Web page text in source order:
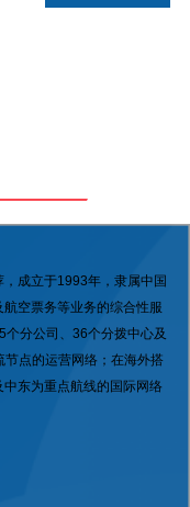
成立于1993年，隶属中国
空票务等业务的综合性服
分公司、36个分拨中心及
点的运营网络；在海外搭
东为重点航线的国际网络